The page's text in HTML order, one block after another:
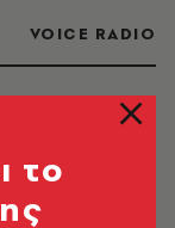
VOICE RADIO
το